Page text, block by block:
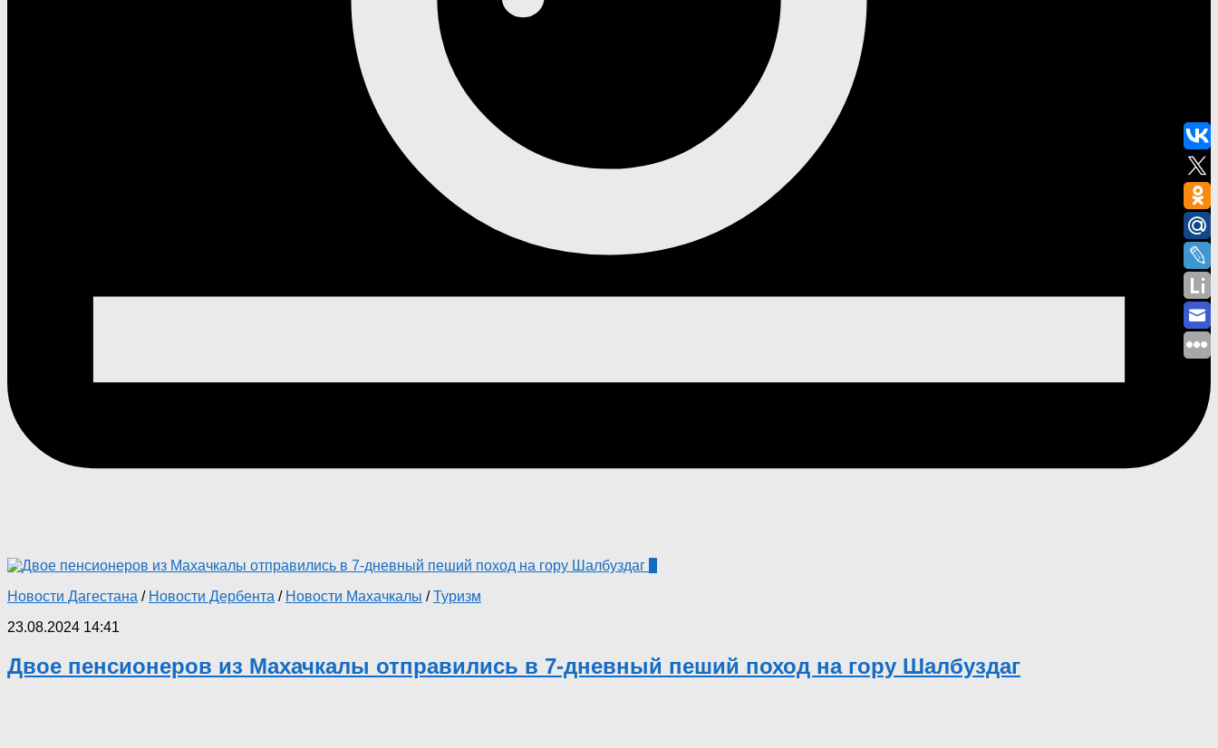
Новости Дагестана / Новости Дербента / Новости Махачкалы /Туризм
23.08.2024 14:41
Двое пенсионеров из Махачкалы отправились в 7-дневный пеший поход на гору Шалбуздаг